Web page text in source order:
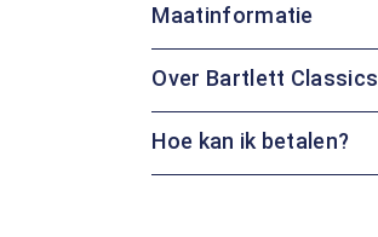
Maatinformatie
Over Bartlett Classics
Hoe kan ik betalen?